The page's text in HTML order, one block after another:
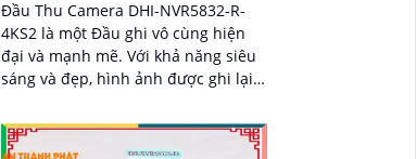
Đầu Thu Camera DHI-NVR5832-R-
4KS2 là một Đầu ghi vô cùng hiện
đại và mạnh mẽ. Với khả năng siêu
sáng và đẹp, hình ảnh được ghi lại